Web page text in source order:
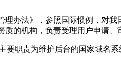
理办法》，参照国际惯例，对
的机构，负责受理用户申请、
要职责为维护后台的国家域名